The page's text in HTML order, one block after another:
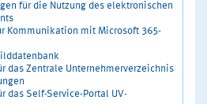
für die Nutzung des elektronischen
Kommunikation mit Microsoft 365-
das Zentrale Unternehmerverzeichnis
das Self-Service-Portal UV-